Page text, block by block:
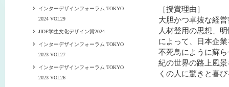
インターデザインフォーラム TOKYO
2024 VOL29
JIDF学生文化デザイン賞2024
インターデザインフォーラム TOKYO
2023 VOL27
インターデザインフォーラム TOKYO
2023 VOL26
［授賞理由］
大胆かつ卓抜な経
人材登用の思想、
によって、日本企
不死鳥にように蘇
紀の世界の路上風
くの人に驚きと喜